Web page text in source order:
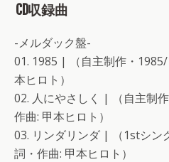
CD収録曲
-メルダック盤-
01. 1985 | （自主制作・
本ヒロト）
02. 人にやさしく | （自主制
作曲: 甲本ヒロト）
03. リンダリンダ | （1stシン
詞・作曲: 甲本ヒロト）